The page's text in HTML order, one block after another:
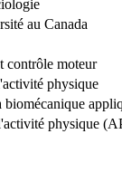
au Canada
contrôle moteur
physique
physique